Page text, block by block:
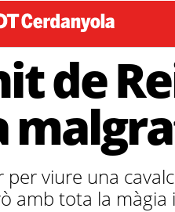
de
viure una
amb tota la màgia